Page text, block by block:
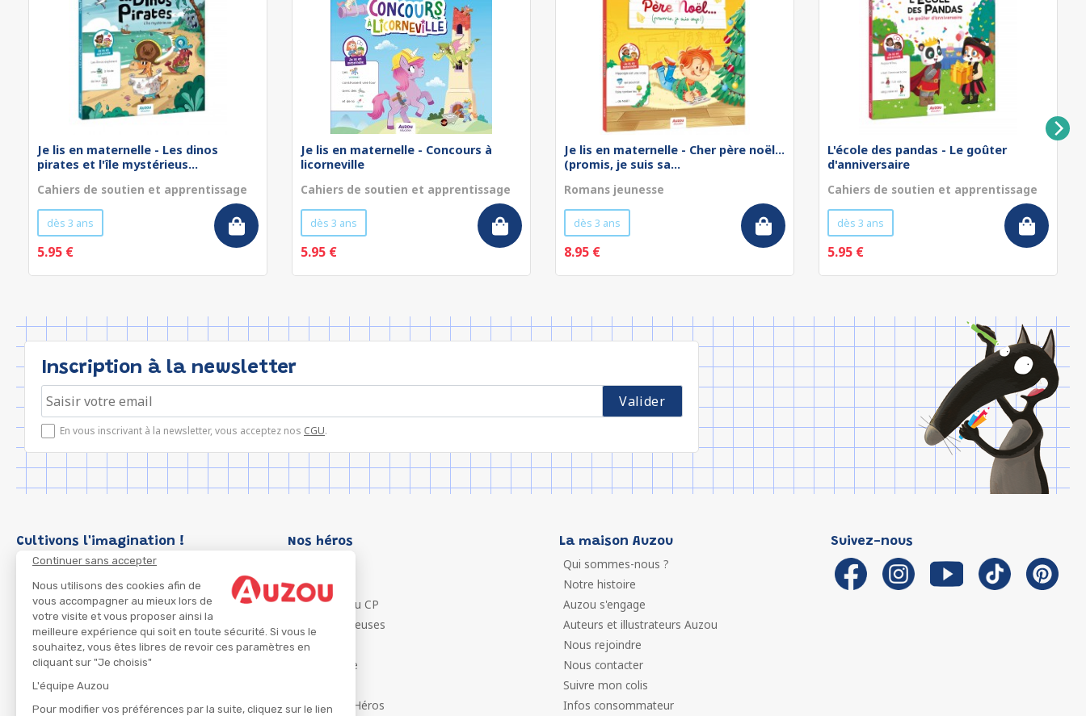
Continuer sans accepter
Nous utilisons des cookies afin de
vous accompagner au mieux lors de
votre visite et vous proposer ainsi la
meilleure expérience qui soit en toute sécurité. Si vous le
souhaitez, vous êtes libres de revoir ces paramètres en
cliquant sur "Je choisis"
L'équipe Auzou
Pour modifier vos préférences par la suite, cliquez sur le lien
Je lis en maternelle - Les dinos
pirates et l'île mystérieus...
Cahiers de soutien et apprentissage
dès 3 ans
5.95 €
Je lis en maternelle - Concours à
licorneville
Cahiers de soutien et apprentissage
dès 3 ans
5.95 €
Je lis en maternelle - Cher père noël...
(promis, je suis sa...
Romans jeunesse
dès 3 ans
8.95 €
L'école des pandas - Le goûter
d'anniversaire
Cahiers de soutien et apprentissage
dès 3 ans
5.95 €
Inscription à la newsletter
En vous inscrivant à la newsletter, vous acceptez nos CGU.
Cultivons l'imagination ! Nos héros
P'tit Loup
Les Héros du CP
Les Influenceuses
Migali
Petite Taupe
Ma Boîte à Héros
La maison Auzou
Qui sommes-nous ?
Notre histoire
Auzou s'engage
Auteurs et illustrateurs Auzou
Nous rejoindre
Nous contacter
Suivre mon colis
Infos consommateur
Suivez-nous